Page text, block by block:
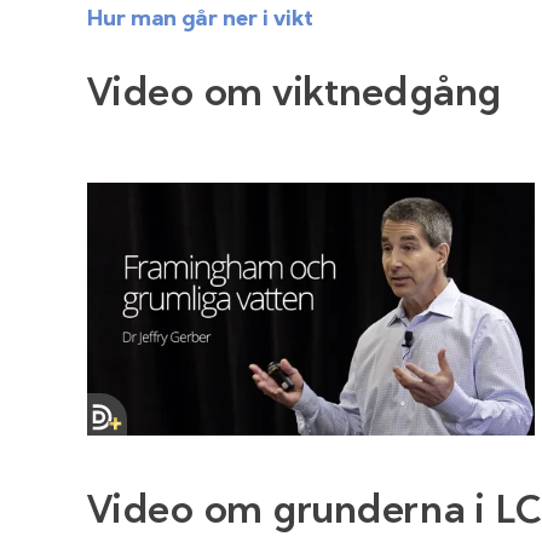
Hur man går ner i vikt
Video om viktnedgång
Video om grunderna i